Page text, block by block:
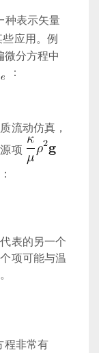
种表示矢量
些应用。例
分方程中
：
流动仿真，
项
表的另一个
项可能与温
程非常有